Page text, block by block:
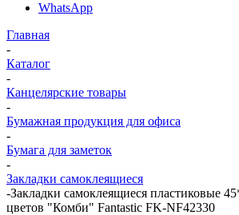
WhatsApp
Главная
-
Каталог
-
Канцелярские товары
-
Бумажная продукция для офиса
-
Бумага для заметок
-
Закладки самоклеящиеся
-Закладки самоклеящиеся пластиковые
цветов "Комби" Fantastic FK-NF42330